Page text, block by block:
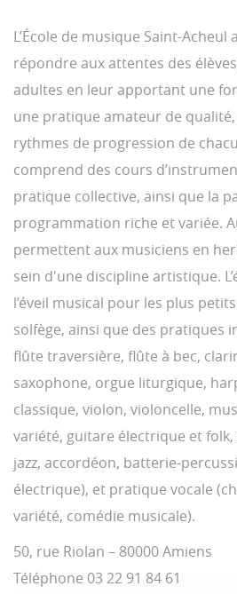
L’École de musique Saint-Acheul
répondre aux attentes des
adultes en leur apportant une
une pratique amateur de
rythmes de progression de
comprend des cours
pratique collective, ainsi que la
programmation riche et variée.
permettent aux musiciens en
sein d'une discipline artistique.
l’éveil musical pour les plus
solfège, ainsi que des pratiques
flûte traversière, flûte à bec,
saxophone, orgue liturgique,
classique, violon, violoncelle,
variété, guitare électrique et
jazz, accordéon, batterie-
électrique), et pratique vocale
variété, comédie musicale).
50, rue Riolan – 80000 Amiens
Téléphone 03 22 91 84 61